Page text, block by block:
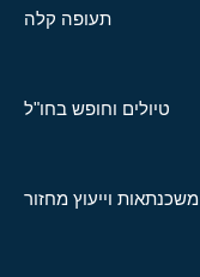
תעופה קלה
טיולים וחופש בחו"ל
משכנתאות וייעוץ מחזור